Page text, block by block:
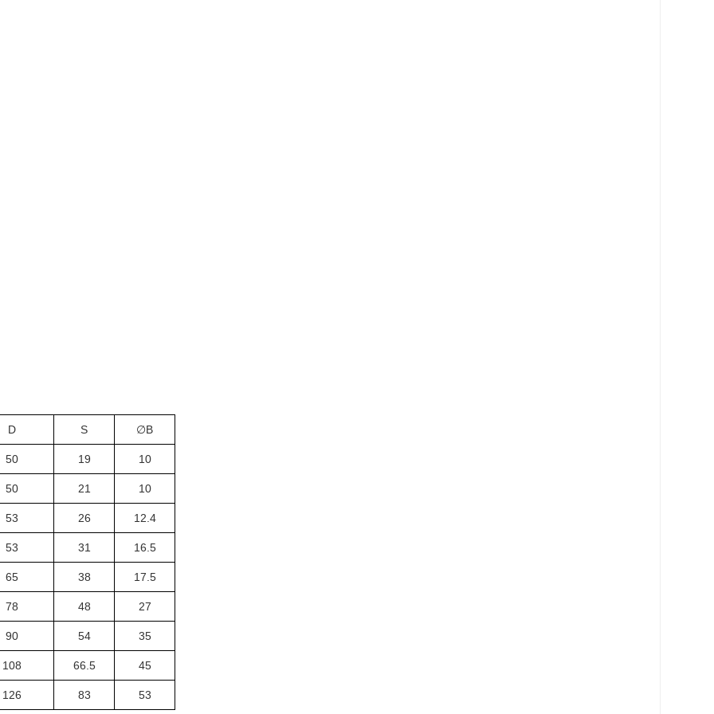
D S ∅B
50 19 10
50 21 10
53 26 12.4
53 31 16.5
65 38 17.5
78 48 27
90 54 35
108 66.5 45
126 83 53